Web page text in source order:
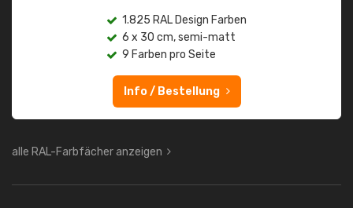
1.825 RAL Design Farben
6 x 30 cm, semi-matt
9 Farben pro Seite
Info / Bestellung
alle RAL-Farbfächer anzeigen